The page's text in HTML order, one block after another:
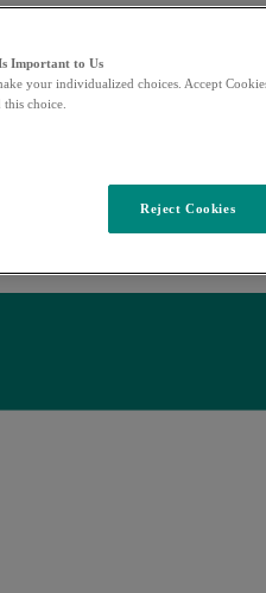
Important to Us
your individualized choices. Accept
choice.
Reject Cookies